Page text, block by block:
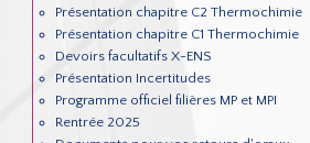
Présentation chapitre C2 Thermochimie
Présentation chapitre C1 Thermochimie
Devoirs facultatifs X-ENS
Présentation Incertitudes
Programme officiel filières MP et MPI
Rentrée 2025